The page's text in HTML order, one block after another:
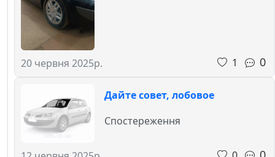
20 червня 2025р. 1 0
Дайте совет, лобовое
Спостереження